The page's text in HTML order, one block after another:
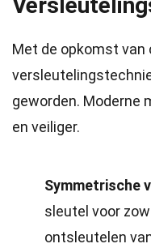
Met de opkomst van
geworden. Moderne
en veiliger.
Symmetrische
sleutel voor
ontsleutelen